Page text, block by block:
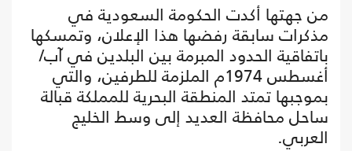
من جهتها أكدت الحكومة السعودية في
مذكرات سابقة رفضها هذا الإعلان، وتمسكها
باتفاقية الحدود المبرمة بين البلدين في آب/
أغسطس 1974م الملزمة للطرفين، والتي
بموجبها تمتد المنطقة البحرية للمملكة قبالة
ساحل محافظة العديد إلى وسط الخليج
العربي.